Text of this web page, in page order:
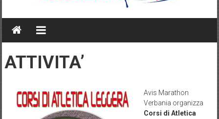
AVIS
MARATHON
VERBANIA
ATTIVITA’
Avis Marathon
Verbania organizza
Corsi di Atletica